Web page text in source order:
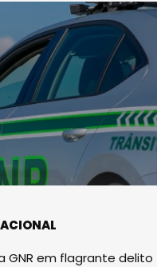
GNR em flagrante delito